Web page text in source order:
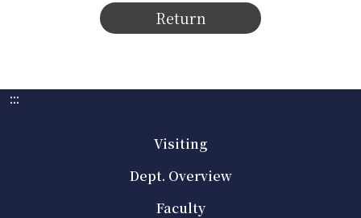
Return
:::
Visiting
Dept. Overview
Faculty